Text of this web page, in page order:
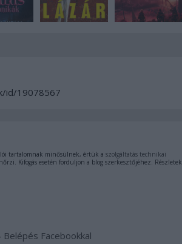
id/19078567
tartalomnak minősülnek, értük a szolgáltatás technikai
Kifogás esetén forduljon a blog szerkesztőjéhez. Részletek
Belépés Facebookkal